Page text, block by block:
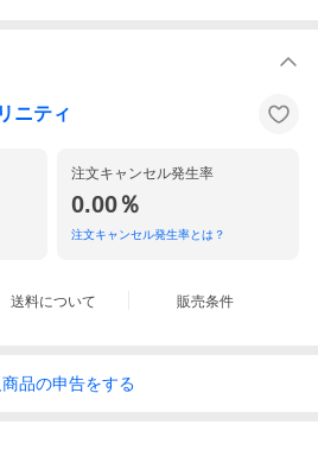
ニティ
注文キャンセル発生率
0.00％
注文キャンセル発生率とは？
送料について 販売条件
商品の申告をする